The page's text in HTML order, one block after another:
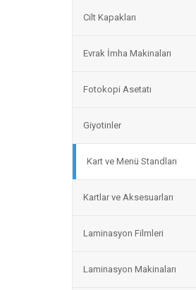
Cilt Kapakları
Evrak İmha Makinaları
Fotokopi Asetatı
Giyotinler
Kart ve Menü Standları
Kartlar ve Aksesuarları
Laminasyon Filmleri
Laminasyon Makinaları